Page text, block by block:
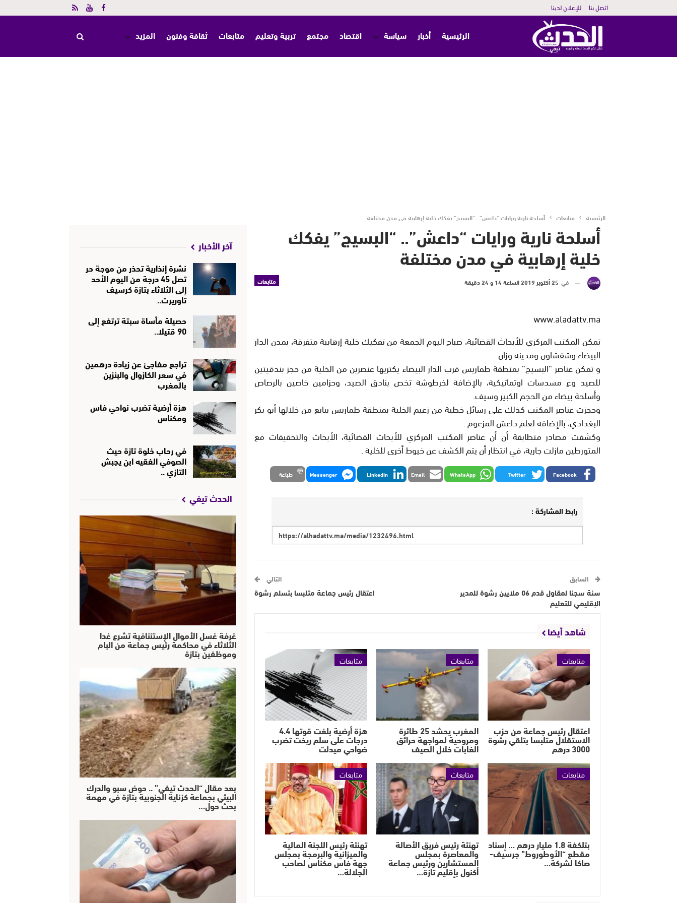
اتصل بنا للإعلان لدينا
الرئيسية أخبار سياسة اقتصاد مجتمع تربية وتعليم متابعات ثقافة وفنون المزيد
الرئيسية متابعات أسلحة نارية ورايات “داعش”.. “البسيج” يفكك خلية إرهابية في مدن مختلفة
أسلحة نارية ورايات “داعش”.. “البسيج” يفكك
خلية إرهابية في مدن مختلفة
متابعات في 25 أكتوبر 2019 الساعة 14 و 24 دقيقة
www.aladattv.ma
تمكن المكتب المركزي للأبحاث القضائية، صباح اليوم الجمعة من تفكيك خلية إرهابية متفرقة، بمدن الدار
البيضاء وشفشاون ومدينة وزان.
و تمكن عناصر “البسيج” بمنطقة طماريس قرب الدار البيضاء يكتريها عنصرين من الخلية من حجز بندقيتين
للصيد وع مسدسات اوتماتيكية، بالإضافة لخرطوشة تخص بنادق الصيد، وحزامين خاصين بالرصاص
وأسلحة بيضاء من الحجم الكبير وسيف.
وحجزت عناصر المكتب كذلك على رسائل خطية من زعيم الخلية بمنطقة طماريس يبايع من خلالها أبو بكر
البغدادي، بالإضافة لعلم داعش المزعوم .
وكشفت مصادر متطابقة أن أن عناصر المكتب المركزي للأبحاث القضائية، الأبحاث والتحقيقات مع
المتورطين مازلت جارية، في انتظار أن يتم الكشف عن خيوط أخرى للخلية .
Facebook
Twitter
WhatsApp
Email
LinkedIn
Messenger طباعة
رابط المشاركة :
السابق
سنة سجنا لمقاول قدم 06 ملايين رشوة للمدير
الإقليمي للتعليم
التالي
اعتقال رئيس جماعة متلبسا بتسلم رشوة
شاهد أيضا
متابعات
اعتقال رئيس جماعة من حزب
الاستقلال متلبسا بتلقي رشوة
3000 درهم
متابعات
المغرب يحشد 25 طائرة
ومروحية لمواجهة حرائق
الغابات خلال الصيف
متابعات
هزة أرضية بلغت قوتها 4.4
درجات على سلم ريخت تضرب
ضواحي ميدلت
متابعات
بتلكفة 1.8 مليار درهم … إسناد
مقطع “الأوطوروط” جرسيف-
صاكا لشركة…
متابعات
تهنئة رئيس فريق الأصالة
والمعاصرة بمجلس
المستشارين ورئيس جماعة
أكنول بإقليم تازة…
متابعات
تهنئة رئيس اللجنة المالية
والميزانية والبرمجة بمجلس
جهة فاس مكناس لصاحب
الجلالة…
آخر الأخبار
نشرة إنذارية تحذر من موجة حر
تصل 45 درجة من اليوم الأحد
إلى الثلاثاء بتازة كرسيف
تاوريرت..
حصيلة مأساة سبتة ترتفع إلى
90 قتيلا..
تراجع مفاجئ عن زيادة درهمين
في سعر الكازوال والبنزين
بالمغرب
هزة أرضية تضرب نواحي فاس
ومكناس
في رحاب خلوة تازة حيث
الصوفي الفقيه ابن يجبش
التازي ..
الحدث تيفي
غرفة غسل الأموال الإستئنافية تشرع غدا
الثلاثاء في محاكمة رئيس جماعة من البام
وموظفين بتازة
بعد مقال “الحدث تيفي” .. حوض سبو والدرك
البيئي بجماعة كزناية الجنوبية بتازة في مهمة
بحث حول…